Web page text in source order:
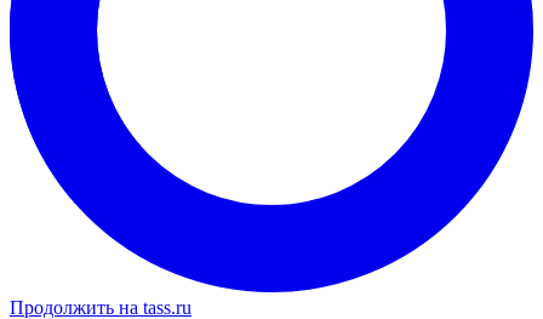
Продолжить на tass.ru